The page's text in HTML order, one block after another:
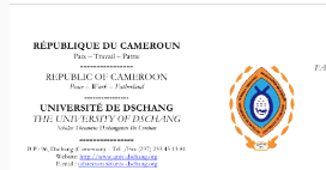
TABLEAU
DES
OFFRES
DE